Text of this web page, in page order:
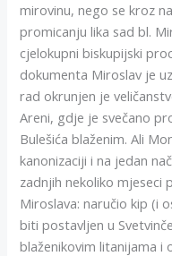
mirovinu, nego se kroz
promicanju lika sad bl.
cjelokupni biskupijski
dokumenta Miroslav je
rad okrunjen je
Areni, gdje je svečano
Bulešića blaženim. Ali
kanonizaciji i na jedan
zadnjih nekoliko mjeseci
Miroslava: naručio kip (i
biti postavljen u
blaženikovim litanijama i